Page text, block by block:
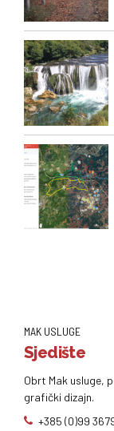
MAK USLUGE
Sjedište
Obrt Mak usluge,
grafički dizajn.
+385 (0)99